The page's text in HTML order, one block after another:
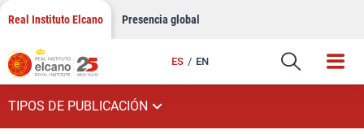
Saltar
contenido
Real Instituto Elcano Presencia global
ES EN
TIPOS DE PUBLICACIÓN